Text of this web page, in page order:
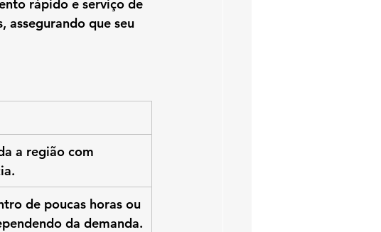
rápido e serviço de
assegurando que seu
a região com
de poucas horas ou
da demanda.